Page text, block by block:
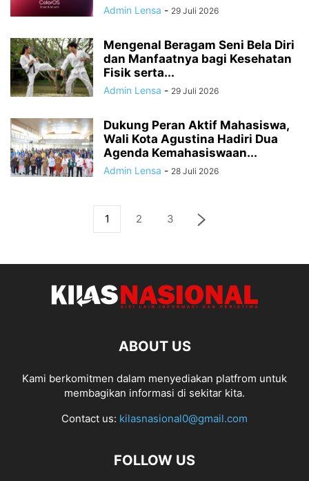
Admin Lensa - 29 Juli 2026
Mengenal Beragam Seni Bela Diri
dan Manfaatnya bagi Kesehatan
Fisik serta...
Admin Lensa - 29 Juli 2026
Dukung Peran Aktif Mahasiswa,
Wali Kota Agustina Hadiri Dua
Agenda Kemahasiswaan...
Admin Lensa - 28 Juli 2026
1 2 3
ABOUT US
Kami berkomitmen dalam menyediakan platfrom untuk
membagikan informasi di sekitar kita.
Contact us: kilasnasional0@gmail.com
FOLLOW US